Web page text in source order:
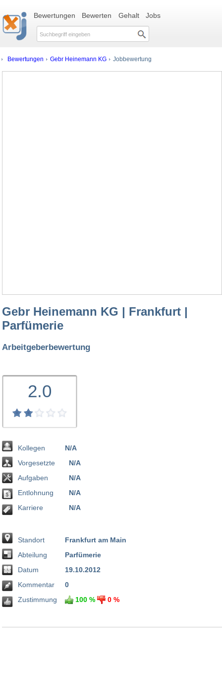
Bewertungen Bewerten Gehalt Jobs
Bewertungen Gebr Heinemann KG Jobbewertung
Gebr Heinemann KG | Frankfurt |
Parfümerie
Arbeitgeberbewertung
2.0
Kollegen
Vorgesetzte
Aufgaben
Entlohnung
Karriere
N/A
N/A
N/A
N/A
N/A
Standort
Abteilung
Datum
Kommentar
Zustimmung
Frankfurt am Main
Parfümerie
19.10.2012
0
100 %
0 %